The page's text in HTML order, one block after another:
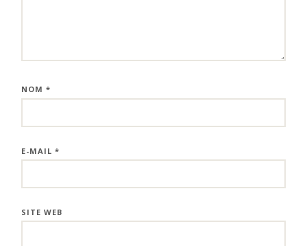
NOM*
E-MAIL*
SITE WEB